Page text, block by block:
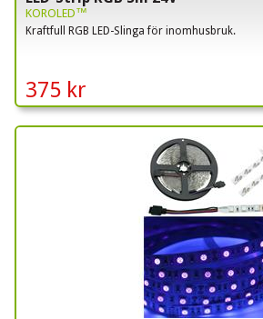
375 kr
KOROLED™
Kraftfull RGB LED-Slinga för inomhusbruk.